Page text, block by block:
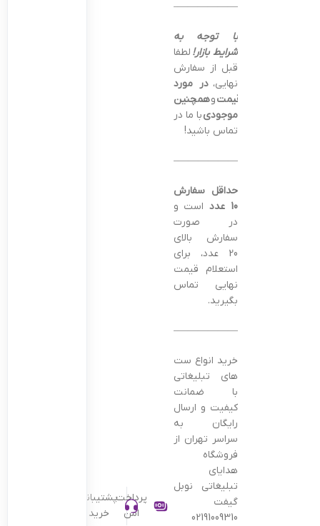
———————————————–
با توجه به
شرایط بازار! لطفا
قبل از سفارش
نهایی،در مورد
قیمتوهمچنین
موجودیبا ما در
تماس باشید!
———————————————–
حداقل سفارش
10 عدد
است و
در صورت
سفارش بالای
20 عدد، برای
استعلام قیمت
نهایی تماس
بگیرید.
———————————————–
خرید انواع ست
های تبلیغاتی
با ضمانت
کیفیت و ارسال
رایگان به
سراسر تهران از
فروشگاه
هدایای
تبلیغاتی نوبل
گیفت
02191009310
پرداخت
امن
پشتیبانی
خرید